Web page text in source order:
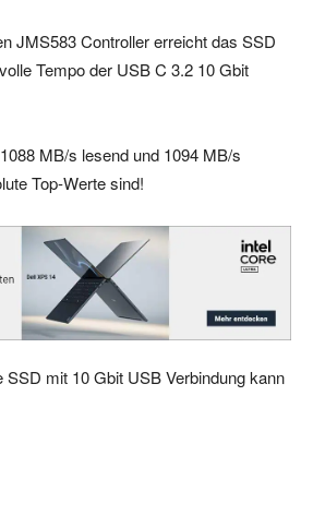
JMS583 Controller erreicht das SSD
Tempo der USB C 3.2 10 Gbit
MB/s lesend und 1094 MB/s
Top-Werte sind!
SSD mit 10 Gbit USB Verbindung kann